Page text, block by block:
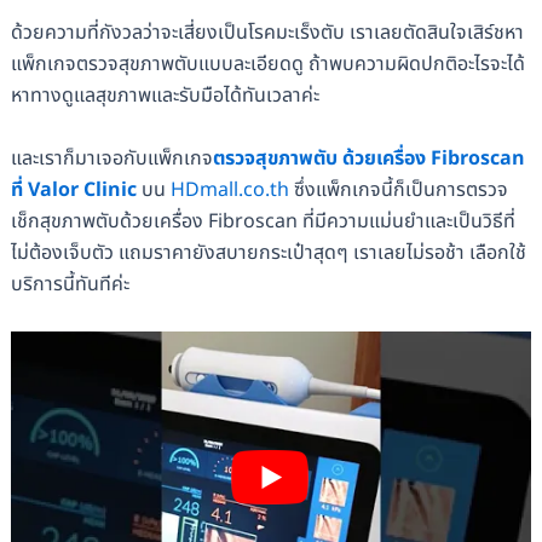
ด้วยความที่กังวลว่าจะเสี่ยงเป็นโรคมะเร็งตับ เราเลยตัดสินใจเสิร์ชหา
แพ็กเกจตรวจสุขภาพตับแบบละเอียดดู ถ้าพบความผิดปกติอะไรจะได้
หาทางดูแลสุขภาพและรับมือได้ทันเวลาค่ะ
และเราก็มาเจอกับแพ็กเกจตรวจสุขภาพตับ ด้วยเครื่อง Fibroscan
ที่ Valor Clinicบน HDmall.co.th ซึ่งแพ็กเกจนี้ก็เป็นการตรวจ
เช็กสุขภาพตับด้วยเครื่อง Fibroscan ที่มีความแม่นยำและเป็นวิธีที่
ไม่ต้องเจ็บตัว แถมราคายังสบายกระเป๋าสุดๆ เราเลยไม่รอช้า เลือกใช้
บริการนี้ทันทีค่ะ